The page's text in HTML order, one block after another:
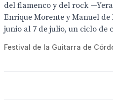
del flamenco y del rock
Enrique Morente y Manuel
junio al 7 de julio, un ciclo de
Festival de la Guitarra de